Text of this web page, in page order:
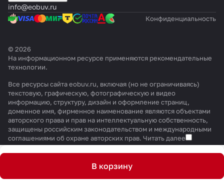
В корзину
info@eobuv.ru
Конфиденциальность
© 2026
На информационном ресурсе применяются рекомендательные
технологии.
Все ресурсы сайта eobuv.ru, включая (но не ограничиваясь)
текстовую, графическую, фотографическую и видео
информацию, структуру, дизайн и оформление страниц,
доменное имя, фирменное наименование являются объектами
авторского права и прав на интеллектуальную собственность,
защищены российским законодательством и международными
соглашениями об охране авторских прав. Читать далее